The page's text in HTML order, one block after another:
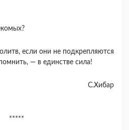
если они не подкрепляются
— в единстве сила!
С.Хибар
*****